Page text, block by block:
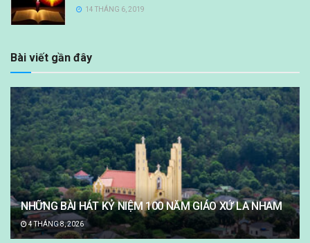
14 THÁNG 6, 2019
Bài viết gần đây
NHỮNG BÀI HÁT KỶ NIỆM 100 NĂM GIÁO XỨ LA NHAM
4 THÁNG 8, 2026